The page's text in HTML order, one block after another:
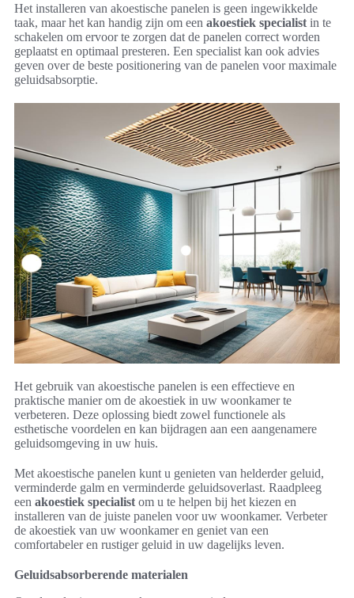
Het installeren van akoestische panelen is geen ingewikkelde
taak, maar het kan handig zijn om een akoestiek specialist in te
schakelen om ervoor te zorgen dat de panelen correct worden
geplaatst en optimaal presteren. Een specialist kan ook advies
geven over de beste positionering van de panelen voor maximale
geluidsabsorptie.
Het gebruik van akoestische panelen is een effectieve en
praktische manier om de akoestiek in uw woonkamer te
verbeteren. Deze oplossing biedt zowel functionele als
esthetische voordelen en kan bijdragen aan een aangenamere
geluidsomgeving in uw huis.
Met akoestische panelen kunt u genieten van helderder geluid,
verminderde galm en verminderde geluidsoverlast. Raadpleeg
een akoestiek specialist om u te helpen bij het kiezen en
installeren van de juiste panelen voor uw woonkamer. Verbeter
de akoestiek van uw woonkamer en geniet van een
comfortabeler en rustiger geluid in uw dagelijks leven.
Geluidsabsorberende materialen